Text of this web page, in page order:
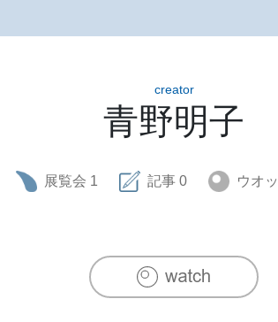
creator
青野明子
展覧会 1 記事 0 ウオ